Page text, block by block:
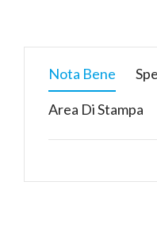
Nota Bene
Area Di Stampa